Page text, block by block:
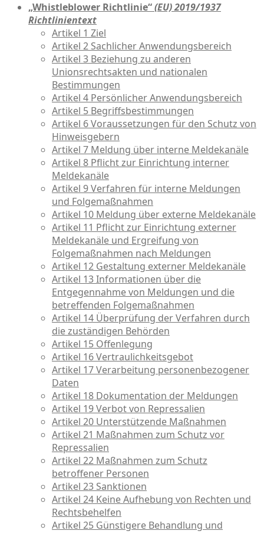
„Whistleblower Richtlinie“(EU) 2019/1937
Richtlinientext
Artikel 1 Ziel
Artikel 2 Sachlicher Anwendungsbereich
Artikel 3 Beziehung zu anderen
Unionsrechtsakten und nationalen
Bestimmungen
Artikel 4 Persönlicher Anwendungsbereich
Artikel 5 Begriffsbestimmungen
Artikel 6 Voraussetzungen für den Schutz von
Hinweisgebern
Artikel 7 Meldung über interne Meldekanäle
Artikel 8 Pflicht zur Einrichtung interner
Meldekanäle
Artikel 9 Verfahren für interne Meldungen
und Folgemaßnahmen
Artikel 10 Meldung über externe Meldekanäle
Artikel 11 Pflicht zur Einrichtung externer
Meldekanäle und Ergreifung von
Folgemaßnahmen nach Meldungen
Artikel 12 Gestaltung externer Meldekanäle
Artikel 13 Informationen über die
Entgegennahme von Meldungen und die
betreffenden Folgemaßnahmen
Artikel 14 Überprüfung der Verfahren durch
die zuständigen Behörden
Artikel 15 Offenlegung
Artikel 16 Vertraulichkeitsgebot
Artikel 17 Verarbeitung personenbezogener
Daten
Artikel 18 Dokumentation der Meldungen
Artikel 19 Verbot von Repressalien
Artikel 20 Unterstützende Maßnahmen
Artikel 21 Maßnahmen zum Schutz vor
Repressalien
Artikel 22 Maßnahmen zum Schutz
betroffener Personen
Artikel 23 Sanktionen
Artikel 24 Keine Aufhebung von Rechten und
Rechtsbehelfen
Artikel 25 Günstigere Behandlung und